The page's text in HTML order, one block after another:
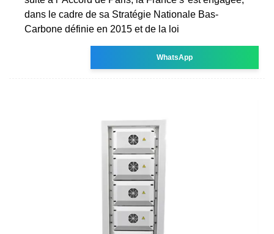
dans le cadre de sa Stratégie Nationale Bas-
Carbone définie en 2015 et de la loi
WhatsApp